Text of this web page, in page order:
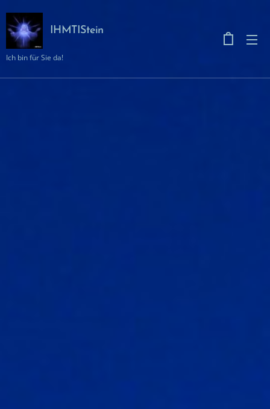
IHMTIStein
Ich bin für Sie da!